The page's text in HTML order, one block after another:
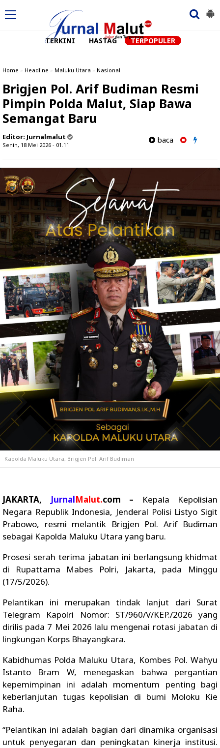
TERKINI HASTAG TERPOPULER
Home » Headline » Maluku Utara » Nasional
Brigjen Pol. Arif Budiman Resmi
Pimpin Polda Malut, Siap Bawa
Semangat Baru
Editor: Jurnalmalut
Senin, 18 Mei 2026 - 01.11
baca
Kapolda Maluku Utara, Brigjen Pol. Arif Budiman
JAKARTA, JurnalMalut.com –
Kepala Kepolisian
Negara Republik Indonesia, Jenderal Polisi Listyo Sigit
Prabowo, resmi melantik Brigjen Pol. Arif Budiman
sebagai Kapolda Maluku Utara yang baru.
Prosesi serah terima jabatan ini berlangsung khidmat
di Rupattama Mabes Polri, Jakarta, pada Minggu
(17/5/2026).
Pelantikan ini merupakan tindak lanjut dari Surat
Telegram Kapolri Nomor: ST/960/V/KEP./2026 yang
dirilis pada 7 Mei 2026 lalu mengenai rotasi jabatan di
lingkungan Korps Bhayangkara.
Kabidhumas Polda Maluku Utara, Kombes Pol. Wahyu
Istanto Bram W, menegaskan bahwa pergantian
kepemimpinan ini adalah momentum penting bagi
keberlanjutan tugas kepolisian di bumi Moloku Kie
Raha.
“Pelantikan ini adalah bagian dari dinamika organisasi
untuk penyegaran dan peningkatan kinerja institusi.